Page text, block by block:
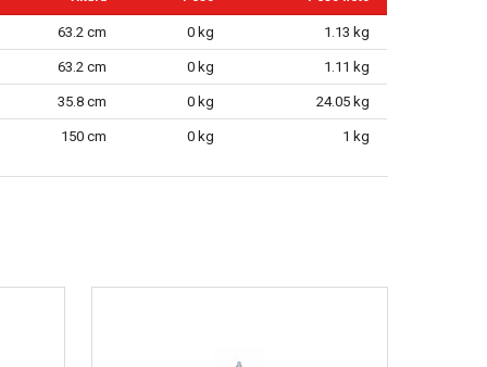
63.2 cm 0 kg 1.13 kg
63.2 cm 0 kg 1.11 kg
35.8 cm 0 kg 24.05 kg
150 cm 0 kg 1 kg